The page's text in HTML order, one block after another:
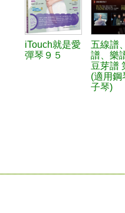
iTouch就是愛
彈琴９５
五線譜
譜、樂
豆芽譜
(適用鋼
子琴)